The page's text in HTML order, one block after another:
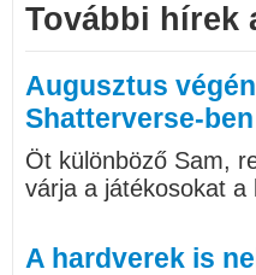
További hírek
Augusztus
Shatterverse-ben
Öt különböző Sam,
várja a játékosokat
A hardverek is